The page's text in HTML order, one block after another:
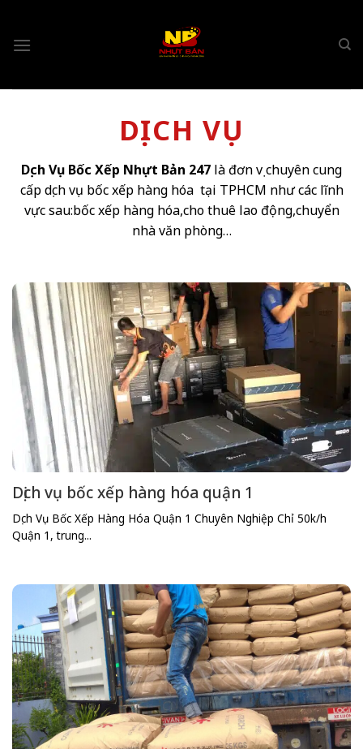
nội
DỊCH VỤ
Dịch Vụ Bốc Xếp Nhựt Bản 247 là đơn vị chuyên cung
cấp dịch vụ bốc xếp hàng hóa tại TPHCM như các lĩnh
vực sau:bốc xếp hàng hóa,cho thuê lao động,chuyển
nhà văn phòng…
Dịch vụ bốc xếp hàng hóa quận 1
Dịch Vụ Bốc Xếp Hàng Hóa Quận 1 Chuyên Nghiệp Chỉ 50k/h
Quận 1, trung...